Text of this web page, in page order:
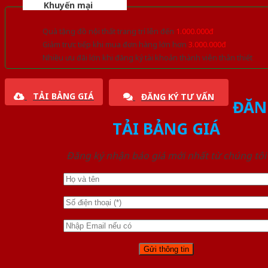
Khuyến mại
Quà tặng đồ nội thất trang trí lên đến 1.000.000đ
Giảm trực tiếp khi mua đơn hàng lớn hơn 3.000.000đ
Nhiều ưu đãi lớn khi đăng ký tài khoản thành viên thân thiết
TẢI BẢNG GIÁ ĐĂNG KÝ TƯ VẤN
TẢI BẢNG GIÁ
Đăng ký nhận báo giá mới nhất từ chúng tôi